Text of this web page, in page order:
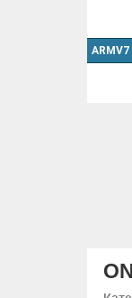
ARMV7